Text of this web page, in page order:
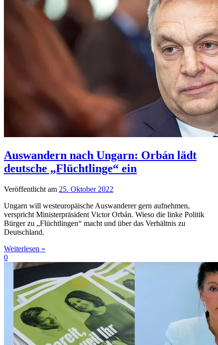
Auswandern nach Ungarn: Orbán lädt
deutsche „Flüchtlinge“ ein
Veröffentlicht am 25. Oktober 2022
Ungarn will westeuropäische Auswanderer gern aufnehmen,
verspricht Ministerpräsident Victor Orbán. Wieso die linke Politik
Bürger zu „Flüchtlingen“ macht und über das Verhältnis zu
Deutschland.
Weiterlesen »
0